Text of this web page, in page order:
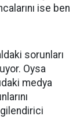
ise ben
sorunları
Oysa
medya